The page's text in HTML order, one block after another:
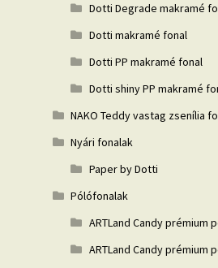
Dotti Degrade makramé
Dotti makramé fonal
Dotti PP makramé fonal
Dotti shiny PP makramé
NAKO Teddy vastag zsenília
Nyári fonalak
Paper by Dotti
Pólófonalak
ARTLand Candy prémium
ARTLand Candy prémium